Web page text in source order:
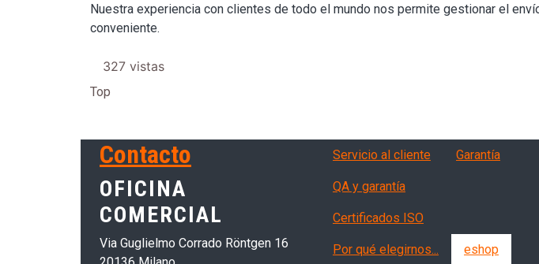
Nuestra experiencia con clientes de todo el mundo nos permite gestionar el
conveniente.
327 vistas
Top
Servizi, garanzia, QA
Servicio al cliente Garantía
QA y garantía
Certificados ISO
Por qué elegirnos... eshop
Contacto
OFICINA
COMERCIAL
Via Guglielmo Corrado Röntgen 16